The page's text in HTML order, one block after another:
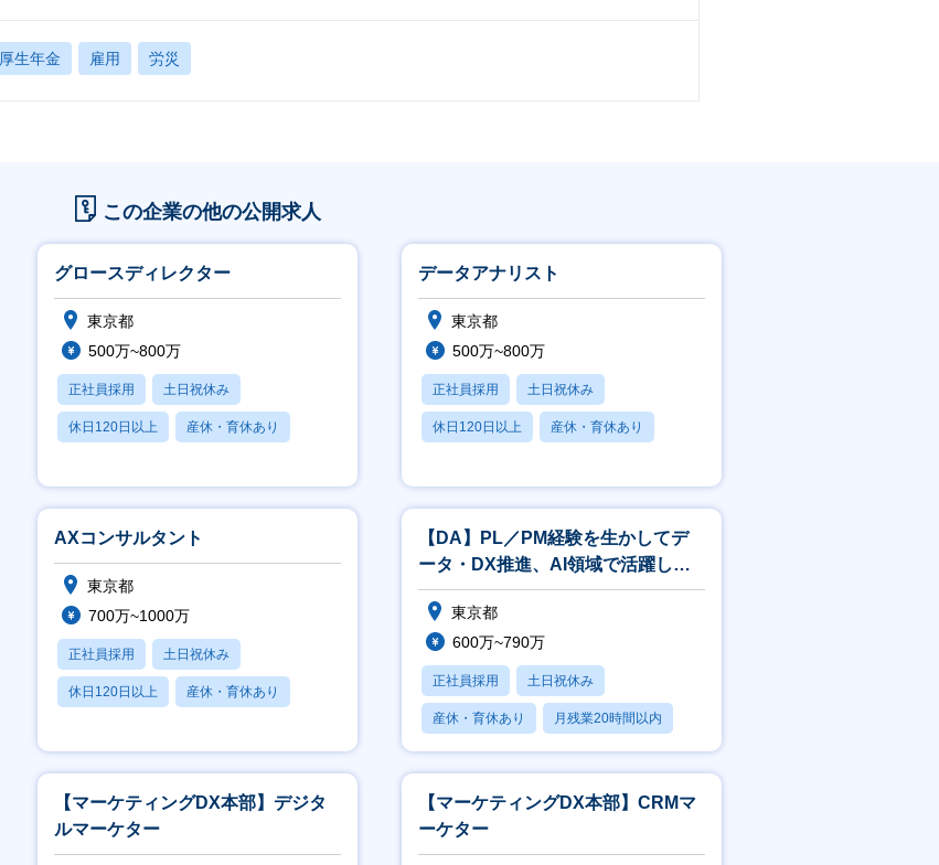
厚生年金 雇用 労災
この企業の他の公開求人
グロースディレクター
東京都
500万~800万
正社員採用 土日祝休み
休日120日以上 産休・育休あり
データアナリスト
東京都
500万~800万
正社員採用 土日祝休み
休日120日以上 産休・育休あり
AXコンサルタント
東京都
700万~1000万
正社員採用 土日祝休み
休日120日以上 産休・育休あり
【DA】PL／PM経験を生かしてデ
ータ・DX推進、AI領域で活躍しま
せんか？
東京都
600万~790万
正社員採用 土日祝休み
産休・育休あり 月残業20時間以内
賞与あり
【マーケティングDX本部】デジタ
ルマーケター
【マーケティングDX本部】CRMマ
ーケター